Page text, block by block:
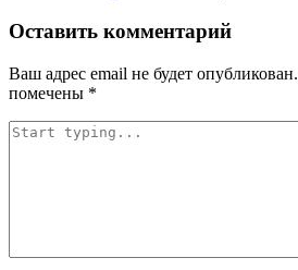
Оставить комментарий
Ваш адрес email не будет опубликован.
помечены *